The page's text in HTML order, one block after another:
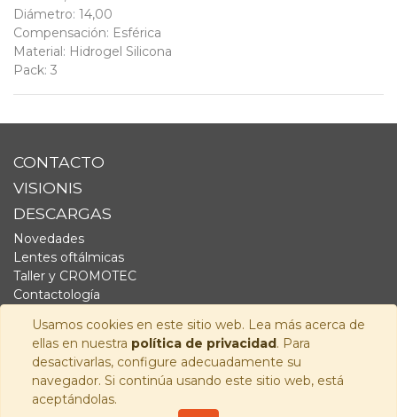
Usamos cookies en este sitio web. Lea más acerca de
ellas en nuestra política de privacidad. Para
desactivarlas, configure adecuadamente su
navegador. Si continúa usando este sitio web, está
aceptándolas.
Diámetro: 14,00
Compensación: Esférica
Material: Hidrogel Silicona
Pack: 3
CONTACTO
VISIONIS
DESCARGAS
Novedades
Lentes oftálmicas
Taller y CROMOTEC
Contactología
Fornitura
Audiología
SÍGUENOS